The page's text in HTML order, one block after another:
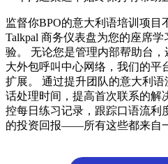
监督你BPO的意大利语培训项目
Talkpal 商务仪表盘为您的座席
验。 无论您是管理内部帮助台
大外包呼叫中心网络，我们的平
扩展。 通过提升团队的意大利
话处理时间，提高首次联系的解
控每日练习记录，跟踪口语流利
的投资回报——所有这些都来自